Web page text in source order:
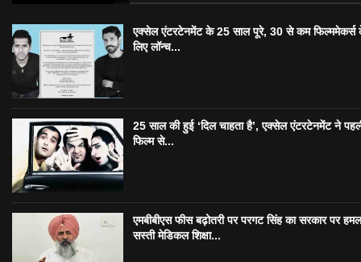
एक्सेल एंटरटेनमेंट के 25 साल पूरे, 30 से कम फिल्ममेकर्स
लिए लॉन्च...
25 साल की हुई ‘दिल चाहता है’, एक्सेल एंटरटेनमेंट ने
फिल्म से...
एमबीबीएस फीस बढ़ोतरी पर परगट सिंह का सरकार पर
सस्ती मेडिकल शिक्षा...